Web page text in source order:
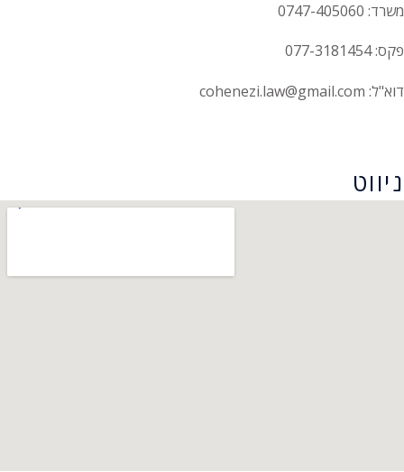
משרד: 0747-405060
פקס: 077-3181454
דוא"ל: cohenezi.law@gmail.com
ניווט